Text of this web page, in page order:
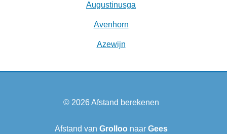
Augustinusga
Avenhorn
Azewijn
© 2026Afstand berekenen
Afstand van Grolloo naar Gees